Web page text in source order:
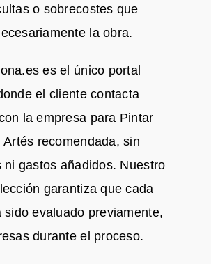
o sobrecostes que
la obra.
es el único portal
el cliente contacta
la empresa para Pintar
Artés recomendada, sin
ni gastos añadidos. Nuestro
garantiza que cada
sido evaluado previamente,
durante el proceso.